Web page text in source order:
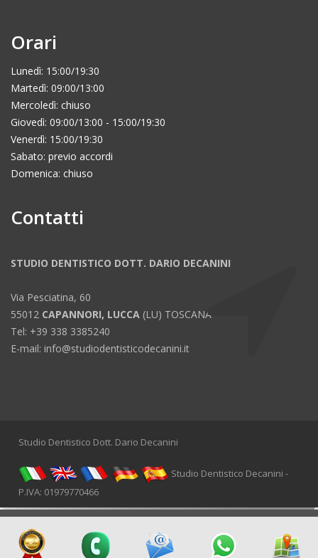
Orari
Lunedì: 15:00/19:30
Martedì: 09:00/13:00
Mercoledì: chiuso
Giovedì: 09:00/13:00 - 15:00/19:30
Venerdì: 15:00/19:30
Sabato: previo accordi
Domenica: chiuso
Contatti
STUDIO DENTISTICO DOTT. DARIO DECANINI
Via Pesciatina, 60
55012 CAPANNORI, LUCCA (LU) TOSCANA
Tel: +39 338 3385240
E-mail: info@studiodentisticodecanini.it
Studio Dentistico Dott. Dario Decanini
Studio Dentistico Decanini -
P.IVA: 01979770466
[© Copyright|Privacy & Cookie Policy|Tag|Sito Web Ufficiale certificato|Credits]Web
Marketing Capannori, Luccapowered by Pisa Italia Search Network Portali